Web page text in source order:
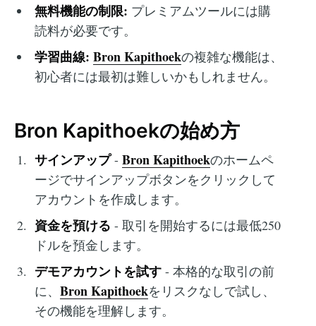
無料機能の制限: プレミアムツールには購
読料が必要です。
学習曲線: Bron Kapithoekの複雑な機能は、
初心者には最初は難しいかもしれません。
Bron Kapithoekの始め方
サインアップ- Bron Kapithoekのホームペ
ージでサインアップボタンをクリックして
アカウントを作成します。
資金を預ける - 取引を開始するには最低250
ドルを預金します。
デモアカウントを試す- 本格的な取引の前
に、 Bron Kapithoekをリスクなしで試し、
その機能を理解します。